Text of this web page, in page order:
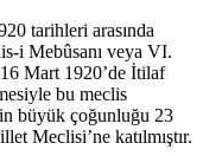
tarihleri arasında
i Mebûsanı veya VI.
Mart 1920’de İtilaf
bu meclis
büyük çoğunluğu 23
Meclisi’ne katılmıştır.